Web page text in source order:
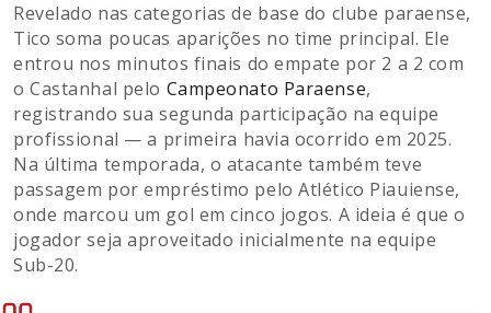
Revelado nas categorias de base do clube paraense,
Tico soma poucas aparições no time principal. Ele
entrou nos minutos finais do empate por 2 a 2 com
o Castanhal pelo Campeonato Paraense,
registrando sua segunda participação na equipe
profissional — a primeira havia ocorrido em 2025.
Na última temporada, o atacante também teve
passagem por empréstimo peloAtlético Piauiense,
onde marcou um gol em cinco jogos. A ideia é que o
jogador seja aproveitado inicialmente na equipe
Sub-20.